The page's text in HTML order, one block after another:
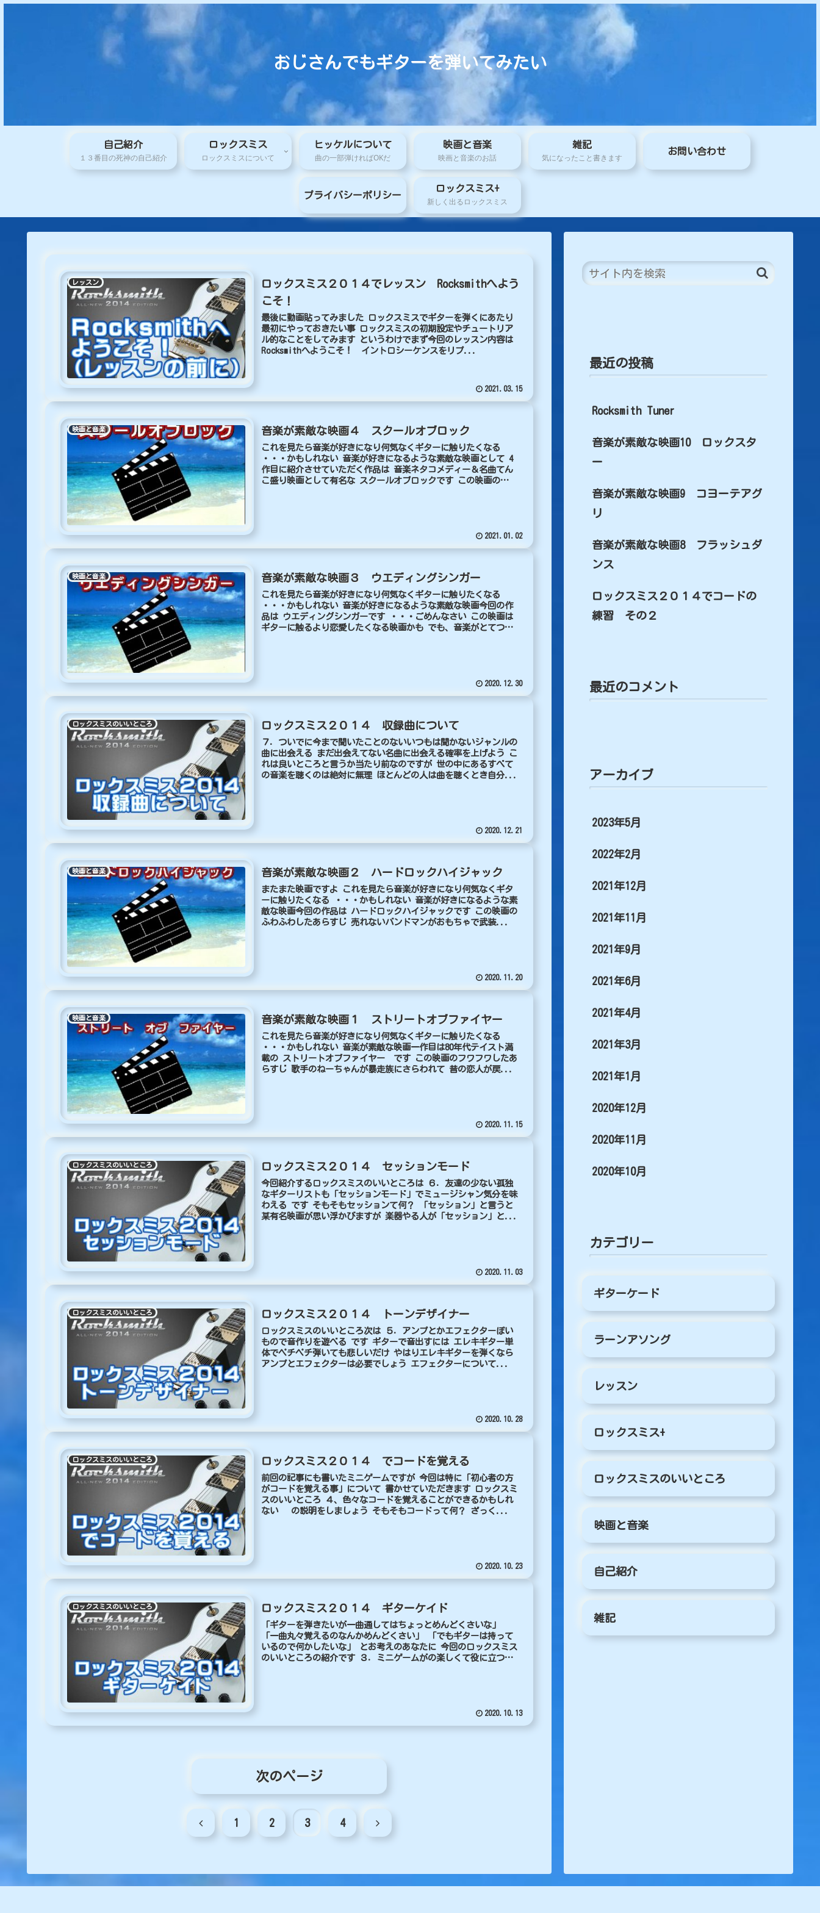
おじさんでもギターを弾いてみたい
自己紹介
１３番目の死神の自己紹介
ロックスミス
ロックスミスについて
ヒッケルについて
曲の一部弾ければOKだ
映画と音楽
映画と音楽のお話
雑記
気になったこと書きます
お問い合わせ
プライバシーポリシー
ロックスミス+
新しく出るロックスミス
レッスン
ロックスミス２０１４でレッスン Rocksmithへよう
こそ！
最後に動画貼ってみました ロックスミスでギターを弾くにあたり
最初にやっておきたい事 ロックスミスの初期設定やチュートリア
ル的なことをしてみます というわけでまず今回のレッスン内容は
Rocksmithへようこそ！ イントロシーケンスをリプ...
2021.03.15
映画と音楽 音楽が素敵な映画４ スクールオブロック
これを見たら音楽が好きになり何気なくギターに触りたくなる
・・・かもしれない 音楽が好きになるような素敵な映画として 4
作目に紹介させていただく作品は 音楽ネタコメディー＆名曲てん
こ盛り映画として有名な スクールオブロックです この映画の
2021.01.02
映画と音楽 音楽が素敵な映画３ ウエディングシンガー
これを見たら音楽が好きになり何気なくギターに触りたくなる
・・・かもしれない 音楽が好きになるような素敵な映画今回の作
品は ウエディングシンガーです ・・・ごめんなさい この映画は
ギターに触るより恋愛したくなる映画かも でも、音楽がとてつ
2020.12.30
ロックスミスのいいところ ロックスミス２０１４ 収録曲について
７．ついでに今まで聞いたことのないいつもは聞かないジャンルの
曲に出会える まだ出会えてない名曲に出会える確率を上げよう こ
れは良いところと言うか当たり前なのですが 世の中にあるすべて
の音楽を聴くのは絶対に無理 ほとんどの人は曲を聴くとき自分...
2020.12.21
映画と音楽 音楽が素敵な映画２ ハードロックハイジャック
またまた映画ですよ これを見たら音楽が好きになり何気なくギタ
ーに触りたくなる ・・・かもしれない 音楽が好きになるような素
敵な映画今回の作品は ハードロックハイジャックです この映画の
ふわふわしたあらすじ 売れないバンドマンがおもちゃで武装...
2020.11.20
映画と音楽 音楽が素敵な映画１ ストリートオブファイヤー
これを見たら音楽が好きになり何気なくギターに触りたくなる
・・・かもしれない 音楽が素敵な映画一作目は80年代テイスト満
載の ストリートオブファイヤー です この映画のフワフワしたあ
らすじ 歌手のねーちゃんが暴走族にさらわれて 昔の恋人が戻...
2020.11.15
ロックスミスのいいところ ロックスミス２０１４ セッションモード
今回紹介するロックスミスのいいところは ６．友達の少ない孤独
なギターリストも「セッションモード」でミュージシャン気分を味
わえる です そもそもセッションて何？ 「セッション」と言うと
某有名映画が思い浮かびますが 楽器やる人が「セッション」と...
2020.11.03
ロックスミスのいいところ ロックスミス２０１４ トーンデザイナー
ロックスミスのいいところ次は ５．アンプとかエフェクターぽい
もので音作りを遊べる です ギターで音出すには エレキギター単
体でペチペチ弾いても悲しいだけ やはりエレキギターを弾くなら
アンプとエフェクターは必要でしょう エフェクターについて...
2020.10.28
ロックスミスのいいところ ロックスミス２０１４ でコードを覚える
前回の記事にも書いたミニゲームですが 今回は特に「初心者の方
がコードを覚える事」について 書かせていただきます ロックスミ
スのいいところ ４、色々なコードを覚えることができるかもしれ
ない の説明をしましょう そもそもコードって何？ ざっく...
2020.10.23
ロックスミスのいいところ ロックスミス２０１４ ギターケイド
「ギターを弾きたいが一曲通してはちょっとめんどくさいな」
「一曲丸々覚えるのなんかめんどくさい」 「でもギターは持って
いるので何かしたいな」 とお考えのあなたに 今回のロックスミス
のいいところの紹介です ３．ミニゲームがの楽しくて役に立つ
2020.10.13
次のページ
前 1 2 3 4 次
最近の投稿
Rocksmith Tuner
音楽が素敵な映画10 ロックスタ
ー
音楽が素敵な映画9 コヨーテアグ
リ
音楽が素敵な映画8 フラッシュダ
ンス
ロックスミス２０１４でコードの
練習 その２
最近のコメント
アーカイブ
2023年5月
2022年2月
2021年12月
2021年11月
2021年9月
2021年6月
2021年4月
2021年3月
2021年1月
2020年12月
2020年11月
2020年10月
カテゴリー
ギターケード
ラーンアソング
レッスン
ロックスミス+
ロックスミスのいいところ
映画と音楽
自己紹介
雑記